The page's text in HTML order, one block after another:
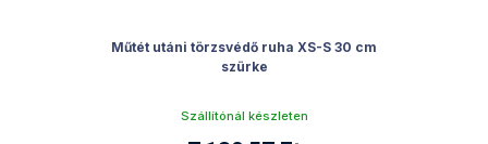
Műtét utáni törzsvédő ruha XS-S 30 cm
szürke
Szállítónál készleten